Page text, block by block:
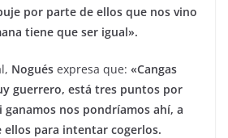
por parte de ellos que nos vino
tiene que ser igual».
Nogués expresa que: «Cangas
guerrero, está tres puntos por
nos pondríamos ahí, a
para intentar cogerlos.